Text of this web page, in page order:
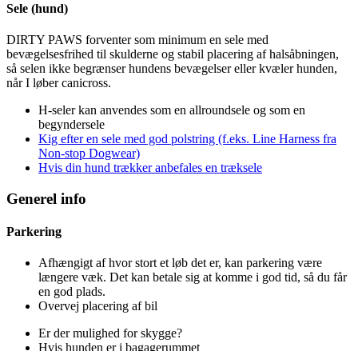
Sele (hund)
DIRTY PAWS forventer som minimum en sele med
bevægelsesfrihed til skulderne og stabil placering af halsåbningen,
så selen ikke begrænser hundens bevægelser eller kvæler hunden,
når I løber canicross.
H-seler kan anvendes som en allroundsele og som en
begyndersele
Kig efter en sele med god polstring (f.eks. Line Harness fra
Non-stop Dogwear)
Hvis din hund trækker anbefales en træksele
Generel info
Parkering
Afhængigt af hvor stort et løb det er, kan parkering være
længere væk. Det kan betale sig at komme i god tid, så du får
en god plads.
Overvej placering af bil
Er der mulighed for skygge?
Hvis hunden er i bagagerummet